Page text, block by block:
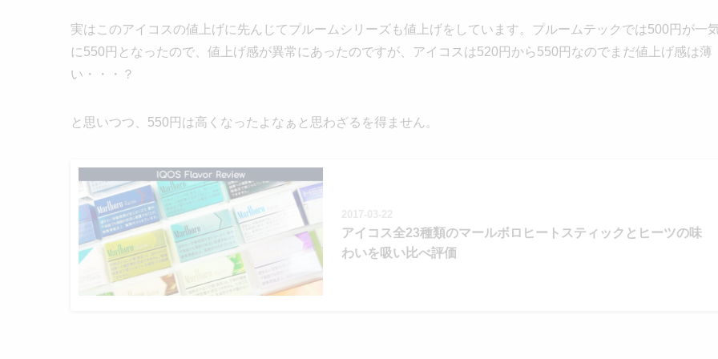
実はこのアイコスの値上げに先んじてプルームシリーズも値上げをしています。プルームテックでは500円が一
に550円となったので、値上げ感が異常にあったのですが、アイコスは520円から550円なのでまだ値上げ感は薄
い・・・？
と思いつつ、550円は高くなったよなぁと思わざるを得ません。
アイコス全23種類のマールボロヒートスティックとヒーツの味
わいを吸い比べ評価